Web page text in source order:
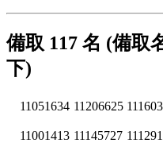
備取 117 名 (備取
下)
11051634 11206625
11001413 11145727